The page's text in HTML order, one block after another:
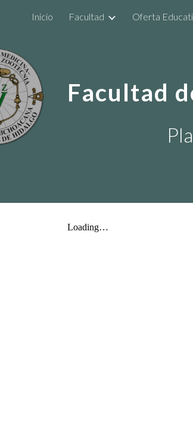
Skip to
Inicio Facultad Oferta
Facultad